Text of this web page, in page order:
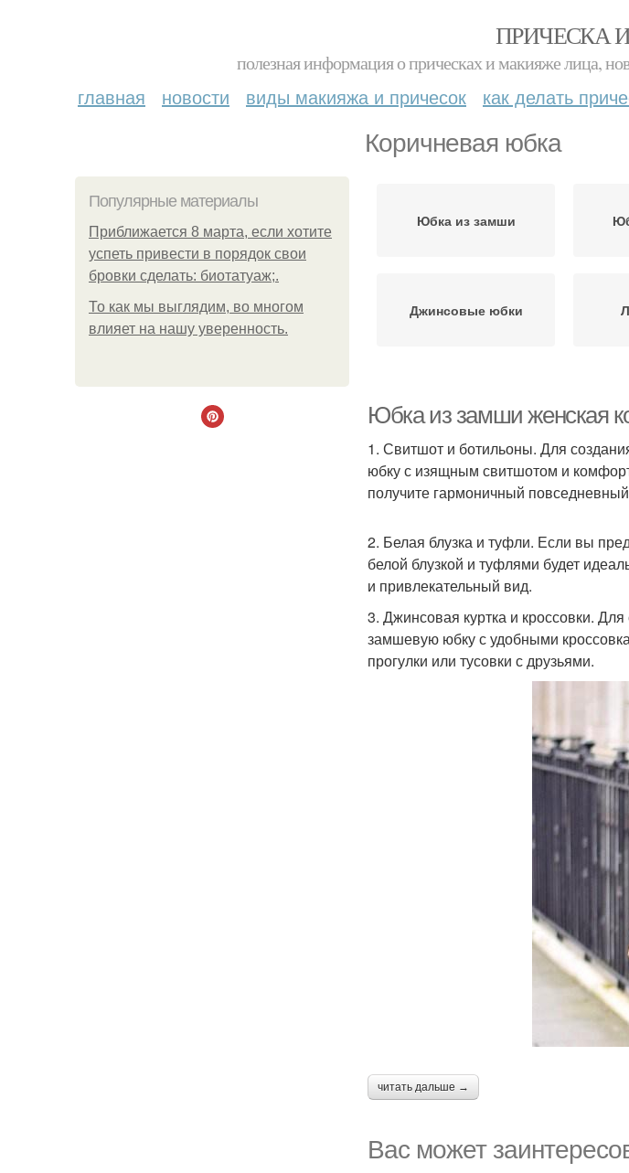
ПРИЧЕСКА
полезная информация о прическах и макияже лица,
главная новости виды макияжа и причесок как делать
Коричневая юбка
Популярные материалы
Приближается 8 марта, если хотите
успеть привести в порядок свои
бровки сделать: биотатуаж;.
То как мы выглядим, во многом
влияет на нашу уверенность.
Юбка из замши
Джинсовые юбки
Юбка из замши женская
1. Свитшот и ботильоны. Для
юбку с изящным свитшотом и
получите гармоничный
2. Белая блузка и туфли. Если вы
белой блузкой и туфлями будет
и привлекательный вид.
3. Джинсовая куртка и кроссовки.
замшевую юбку с удобными
прогулки или тусовки с друзьями.
читать дальше →
Вас может